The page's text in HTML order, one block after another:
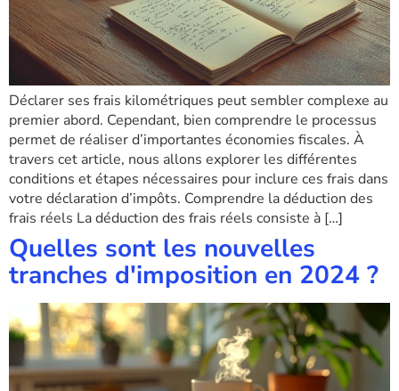
Déclarer ses frais kilométriques peut sembler complexe au
premier abord. Cependant, bien comprendre le processus
permet de réaliser d’importantes économies fiscales. À
travers cet article, nous allons explorer les différentes
conditions et étapes nécessaires pour inclure ces frais dans
votre déclaration d’impôts. Comprendre la déduction des
frais réels La déduction des frais réels consiste à […]
Quelles sont les nouvelles
tranches d'imposition en 2024 ?